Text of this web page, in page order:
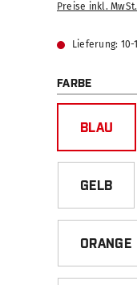
Preise inkl.
Lieferung: 10-
FARBE
BLAU
GELB
ORANGE